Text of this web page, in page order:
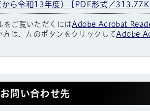
ら令和13年度） [PDF形式／
をご覧いただくにはAdobe Acrobat
方は、左のボタンをクリックしてAdobe
問い合わせ先